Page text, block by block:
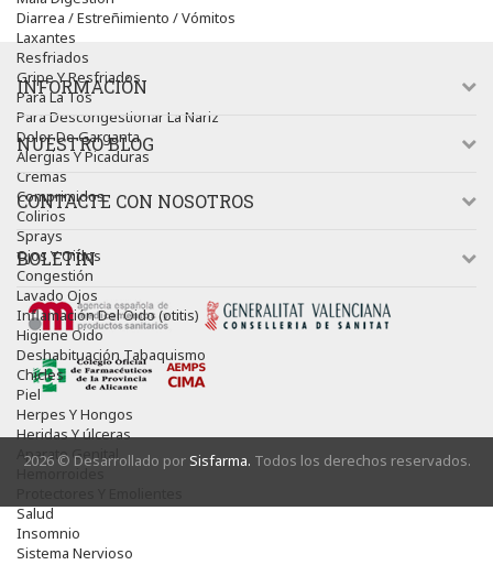
Diarrea / Estreñimiento / Vómitos
Laxantes
Resfriados
Gripe Y Resfriados
Para La Tos
Para Descongestionar La Nariz
Dolor De Garganta
Alergias Y Picaduras
Cremas
Comprimidos
Colirios
Sprays
Ojos Y Oidos
Congestión
Lavado Ojos
Inflamación Del Oido (otitis)
Higiene Oido
Deshabituación Tabaquismo
Chicles
Piel
Herpes Y Hongos
Heridas Y úlceras
Aparato Genital
Salud
Insomnio
Sistema Nervioso
INFORMACIÓN
NUESTRO BLOG
CONTACTE CON NOSOTROS
BOLETÍN
2026 © Desarrollado porSisfarma. Todos los derechos reservados.